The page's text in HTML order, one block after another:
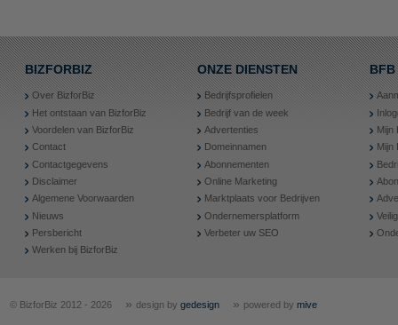
BIZFORBIZ
Over BizforBiz
Het ontstaan van BizforBiz
Voordelen van BizforBiz
Contact
Contactgegevens
Disclaimer
Algemene Voorwaarden
Nieuws
Persbericht
Werken bij BizforBiz
ONZE DIENSTEN
Bedrijfsprofielen
Bedrijf van de week
Advertenties
Domeinnamen
Abonnementen
Online Marketing
Marktplaats voor Bedrijven
Ondernemersplatform
Verbeter uw SEO
BFB
Mijn
Mijn
© BizforBiz 2012 - 2026 » design by gedesign » powered by mive